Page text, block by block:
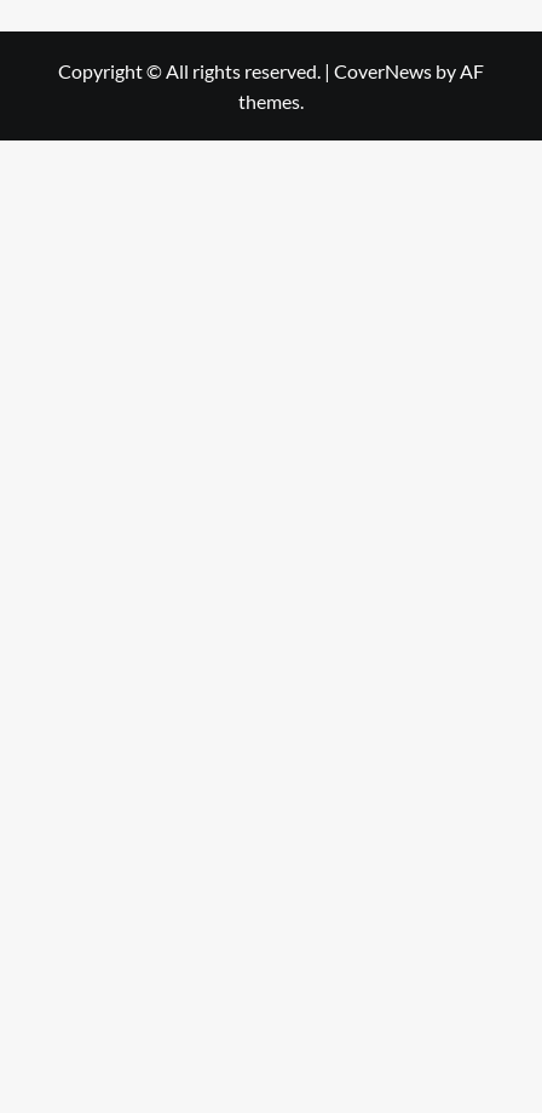
Copyright © All rights reserved. | CoverNews by AF
themes.